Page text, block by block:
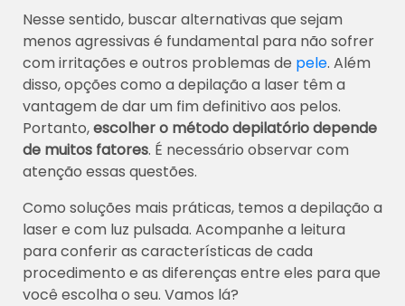
Nesse sentido, buscar alternativas que sejam
menos agressivas é fundamental para não sofrer
com irritações e outros problemas de pele. Além
disso, opções como a depilação a laser têm a
vantagem de dar um fim definitivo aos pelos.
Portanto,escolher o método depilatório depende
de muitos fatores. É necessário observar com
atenção essas questões.
Como soluções mais práticas, temos a depilação a
laser e com luz pulsada. Acompanhe a leitura
para conferir as características de cada
procedimento e as diferenças entre eles para que
você escolha o seu. Vamos lá?